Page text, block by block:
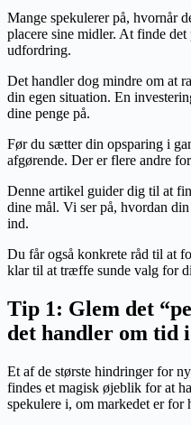
Mange spekulerer på, hvornår
placere sine midler. At finde
udfordring.
Det handler dog mindre om at
din egen situation. En
dine penge på.
Før du sætter din opsparing i
afgørende. Der er flere andre
Denne artikel guider dig til at
dine mål. Vi ser på, hvordan
ind.
Du får også konkrete råd til at
klar til at træffe sunde valg for
Tip 1: Glem det
det handler om tid
Et af de største hindringer for
findes et magisk øjeblik for at
spekulere i, om markedet er for